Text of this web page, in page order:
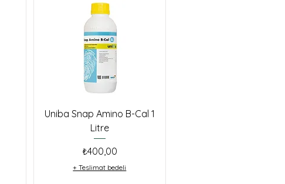
Uniba Snap Amino B-Cal 1
Litre
Fiyat
₺400,00
+ Teslimat bedeli